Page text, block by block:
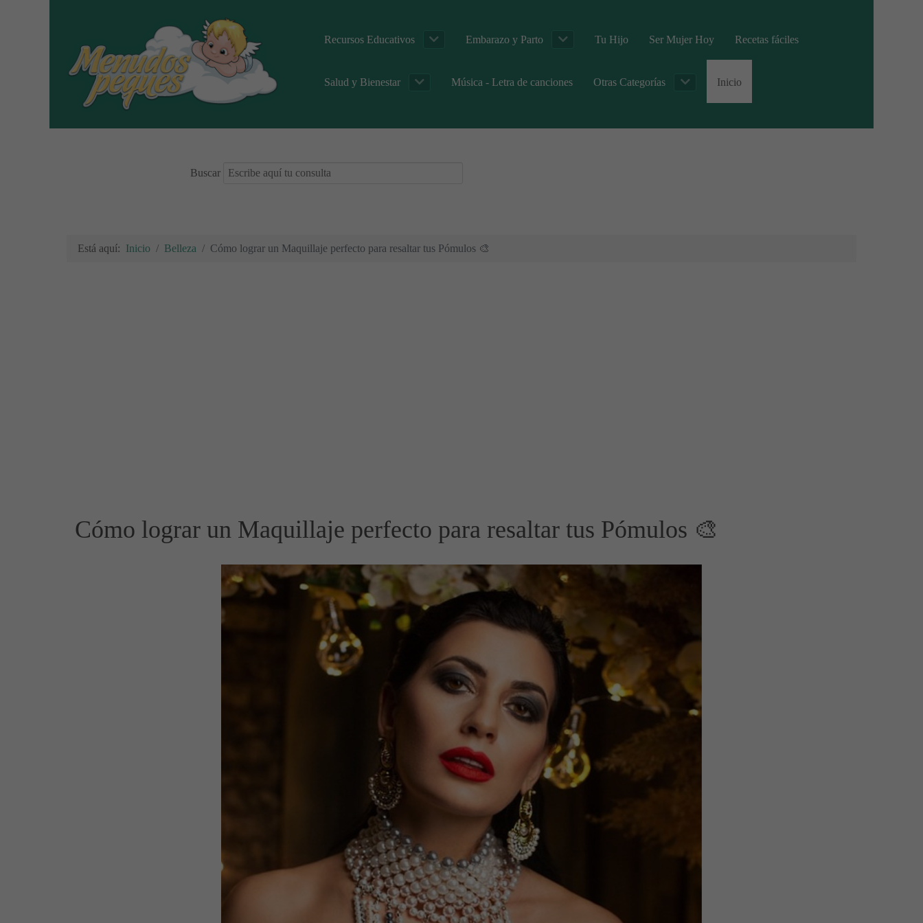
Recursos Educativos Embarazo y Parto Tu Hijo Ser Mujer Hoy Recetas fáciles
Salud y Bienestar Música - Letra de canciones Otras Categorías Inicio
Buscar
Está aquí: Inicio Belleza Cómo lograr un Maquillaje perfecto para resaltar tus Pómulos 🎨
Cómo lograr un Maquillaje perfecto para resaltar tus Pómulos 🎨